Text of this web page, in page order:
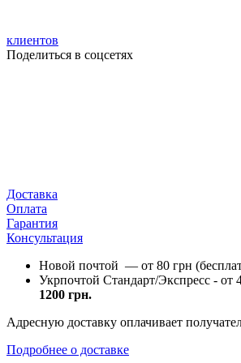
клиентов
Поделиться в соцсетях
Доставка
Оплата
Гарантия
Консультация
Новой почтой — от 80 грн
Укрпочтой Стандарт/Экспресс - от
1200 грн.
Адресную доставку оплачивает
Подробнее о доставке